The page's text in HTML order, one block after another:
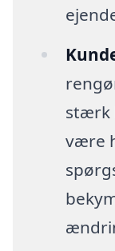
stærk
være